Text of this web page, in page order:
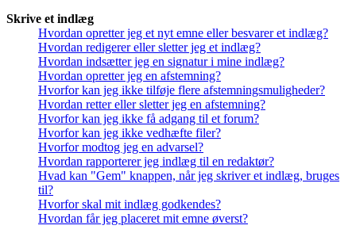
Skrive et indlæg
Hvordan opretter jeg et nyt emne eller besvarer et indlæg?
Hvordan redigerer eller sletter jeg et indlæg?
Hvordan indsætter jeg en signatur i mine indlæg?
Hvordan opretter jeg en afstemning?
Hvorfor kan jeg ikke tilføje flere afstemningsmuligheder?
Hvordan retter eller sletter jeg en afstemning?
Hvorfor kan jeg ikke få adgang til et forum?
Hvorfor kan jeg ikke vedhæfte filer?
Hvorfor modtog jeg en advarsel?
Hvordan rapporterer jeg indlæg til en redaktør?
Hvad kan "Gem" knappen, når jeg skriver et indlæg, bruges
til?
Hvorfor skal mit indlæg godkendes?
Hvordan får jeg placeret mit emne øverst?